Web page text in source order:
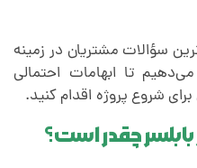
سؤالات مشتریان در زمینه
تا ابهامات احتمالی
شروع پروژه اقدام کنید.